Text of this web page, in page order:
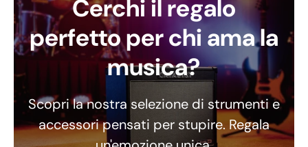
Cerchi il regalo
perfetto per chi ama la
musica?
Scopri la nostra selezione di strumenti e
accessori pensati per stupire. Regala